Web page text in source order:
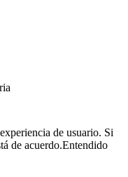
de usuario. Si
de acuerdo.Entendido